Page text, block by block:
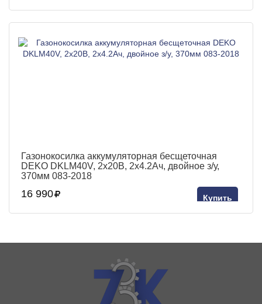
Газонокосилка аккумуляторная бесщеточная
DEKO DKLM40V, 2х20В, 2x4.2Aч, двойное з/у,
370мм 083-2018
16 990 Купить